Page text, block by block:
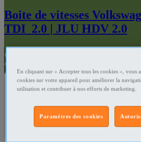
Boite de vitesses
TDI_2.0 | JLU HDV 2.0
Pièces détachées automobile Cuzorn -
Prix
Professionnel
En cliquant sur « Accepter tous les cookies », vous
cookies sur votre appareil pour améliorer la
utilisation et contribuer à nos efforts de marketing.
Paramètres des cookies